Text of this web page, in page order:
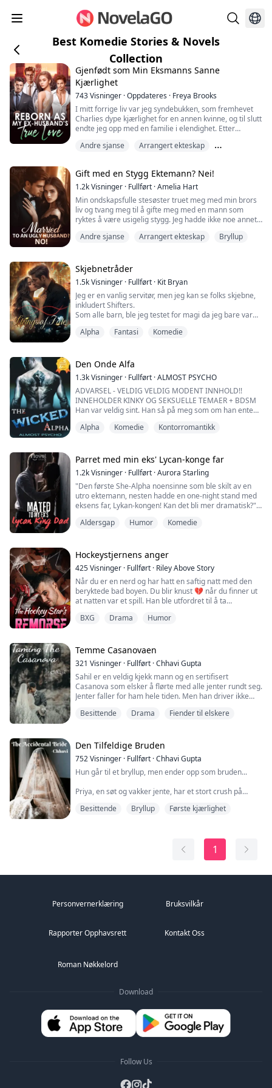
Best Komedie Stories & Novels
Collection
Gjenfødt som Min Eksmanns Sanne
Kjærlighet
743Visninger ·Oppdateres · Freya Brooks
I mitt forrige liv var jeg syndebukken, som fremhevet
Charlies dype kjærlighet for en annen kvinne, og til slutt
endte jeg opp med en familie i elendighet. Etter
på at Peiheng skulle søke om skilsmisse. Men
tilbake med jevne mellomrom?...
Andre sjanse
Arrangert ekteskap
Gift med en Stygg Ektemann? Nei!
1.2kVisninger · Fullført ·Amelia Hart
Min ondskapsfulle stesøster truet meg med min brors
liv og tvang meg til å gifte meg med en mann som
ryktes å være usigelig stygg. Jeg hadde ikke noe annet
Men etter bryllupet oppdaget jeg at denne mannen
Andre sjanse Arrangert ekteskap Bryllup
Skjebnetråder
1.5kVisninger · Fullført · Kit Bryan
Jeg er en vanlig servitør, men jeg kan se folks skjebne,
inkludert Shifters.
Som alle barn, ble jeg testet for magi da jeg bare var
ukjent og min magi er uidentifiserbar, ble jeg merket
Jeg har magi, akkurat som testene viste, men den har
aldri stemt overens med noen kjent magisk art.
...
Alpha Fantasi Komedie
Den Onde Alfa
1.3kVisninger · Fullført ·ALMOST PSYCHO
ADVARSEL - VELDIG VELDIG MODENT INNHOLD!!
INNEHOLDER KINKY OG SEKSUELLE TEMAER + BDSM
Han var veldig sint. Han så på meg som om han enten
Han avbrøt meg.
"Du har vært en veldig, veldig slem kattunge. Du aner
ikke hva jeg har vært gjennom."
Grepet hans rundt halsen min strammet seg og klemte
sammen luftrøret mitt.
Or...
Alpha Komedie Kontorromantikk
Parret med min eks' Lycan-konge far
1.2kVisninger · Fullført ·Aurora Starling
"Den første She-Alpha noensinne som ble skilt av en
utro ektemann, nesten hadde en one-night stand med
eksens far, Lykan-kongen! Kan det bli mer dramatisk?"
Graces verden ble snudd på hodet da hennes partner
navigerer hun de røffe bølgene av singellivet, og
nesten havner i armene til sin eksmanns...
Aldersgap Humor Komedie
Hockeystjernens anger
425Visninger · Fullført · Riley Above Story
Når du er en nerd og har hatt en saftig natt med den
beryktede bad boyen. Du blir knust 💔 når du finner ut
at natten var et spill. Han ble utfordret til å ta
stigende hockeystjernen, på et nasjonalt TV-show. Når
unnskyldningen min." Så ser han rett inn i k...
BXG Drama Humor
Temme Casanovaen
321 Visninger · Fullført ·Chhavi Gupta
Sahil er en veldig kjekk mann og en sertifisert
Casanova som elsker å flørte med alle jenter rundt seg.
Jenter faller for ham hele tiden. Men han driver ikke
night stands uten forpliktelser.
situasjon. Faren hans satte ham i den situasjonen
sammen med Manyata.
Manyata Singh Rathore er en v...
Besittende Drama Fiender til elskere
Den Tilfeldige Bruden
752Visninger · Fullført ·Chhavi Gupta
Hun går til et bryllup, men ender opp som bruden...
Priya, en søt og vakker jente, har et stort crush på
har fortsatt bare øyne for ham. Hjertet hennes knuses i
Hendelsene snur, og hun må gifte seg med ham for å
redde familiens navn. Bli med på deres reise for å se
Besittende Bryllup Første kjærlighet
1
Personvernerklæring Bruksvilkår
Rapporter Opphavsrett Kontakt Oss
Roman Nøkkelord
Download
Follow Us